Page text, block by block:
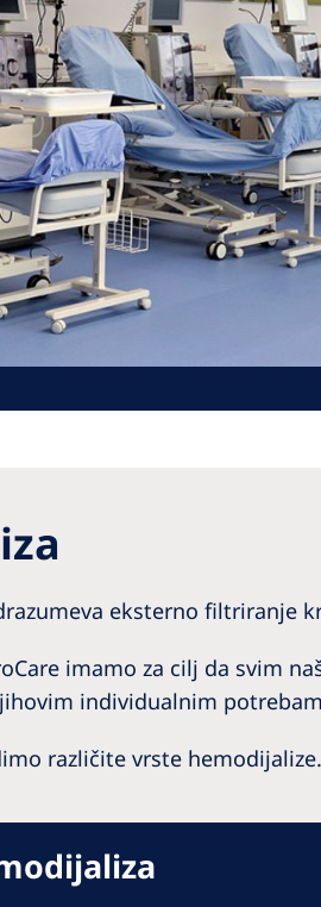
eksterno filtriranje
imamo za cilj da svim
individualnim
različite vrste hemodijalize.